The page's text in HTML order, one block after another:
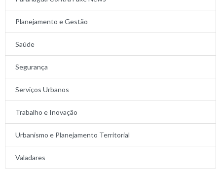
Planejamento e Gestão
Saúde
Segurança
Serviços Urbanos
Trabalho e Inovação
Urbanismo e Planejamento Territorial
Valadares